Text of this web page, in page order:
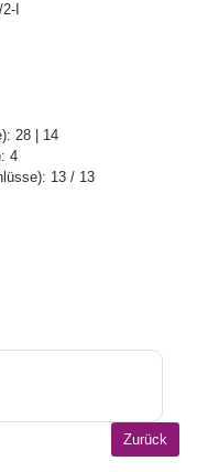
I
28 | 14
4
13 / 13